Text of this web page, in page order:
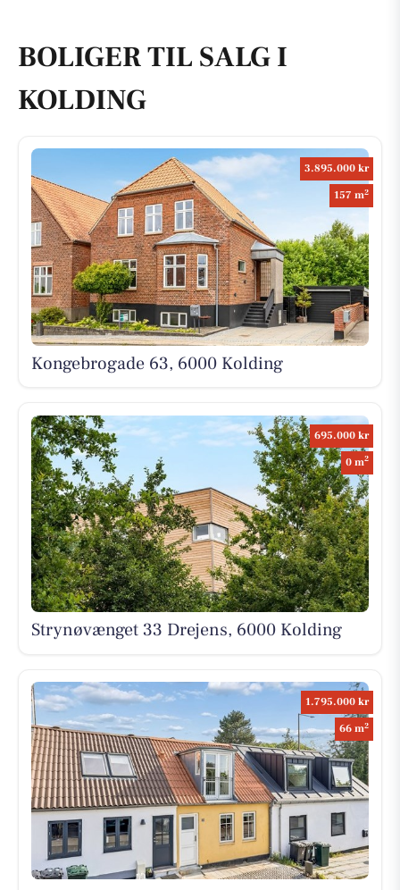
BOLIGER TIL SALG I
KOLDING
3.895.000 kr
157 m2
Kongebrogade 63, 6000 Kolding
695.000 kr
0 m2
Strynøvænget 33 Drejens, 6000 Kolding
1.795.000 kr
66 m2